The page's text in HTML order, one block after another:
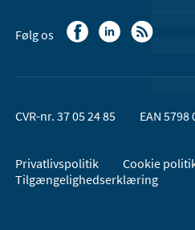
Følg os
CVR-nr. 37 05 24 85 EAN 5798
Privatlivspolitik
Cookie
Tilgængelighedserklæring